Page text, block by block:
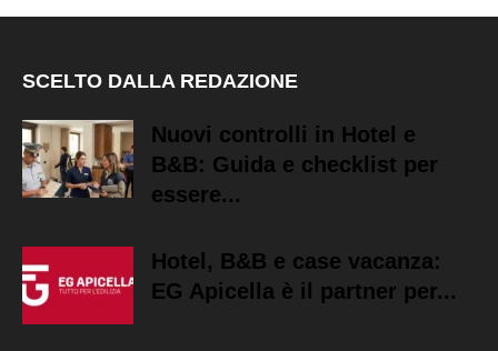
SCELTO DALLA REDAZIONE
Nuovi controlli in Hotel e
B&B: Guida e checklist per
essere...
Hotel, B&B e case vacanza:
EG Apicella è il partner per...